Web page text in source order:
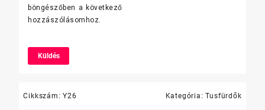
böngészőben a következő
hozzászólásomhoz.
Cikkszám:Y26 Kategória:Tusfürdők